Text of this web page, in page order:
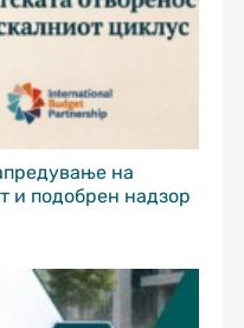
на
и подобрен надзор